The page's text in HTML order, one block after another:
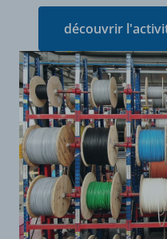
découvrir